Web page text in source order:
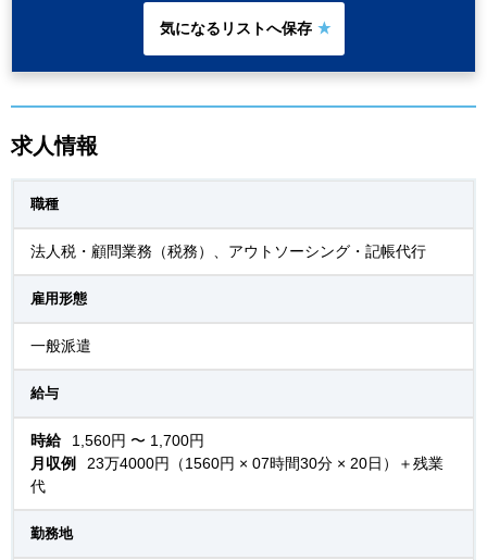
求人情報
職種
法人税・顧問業務（税務）、アウトソーシング・記帳代行
雇用形態
一般派遣
給与
時給
1,560円 〜 1,700円
月収例
23万4000円（1560円 × 07時間30分 × 20日）＋残業
代
勤務地